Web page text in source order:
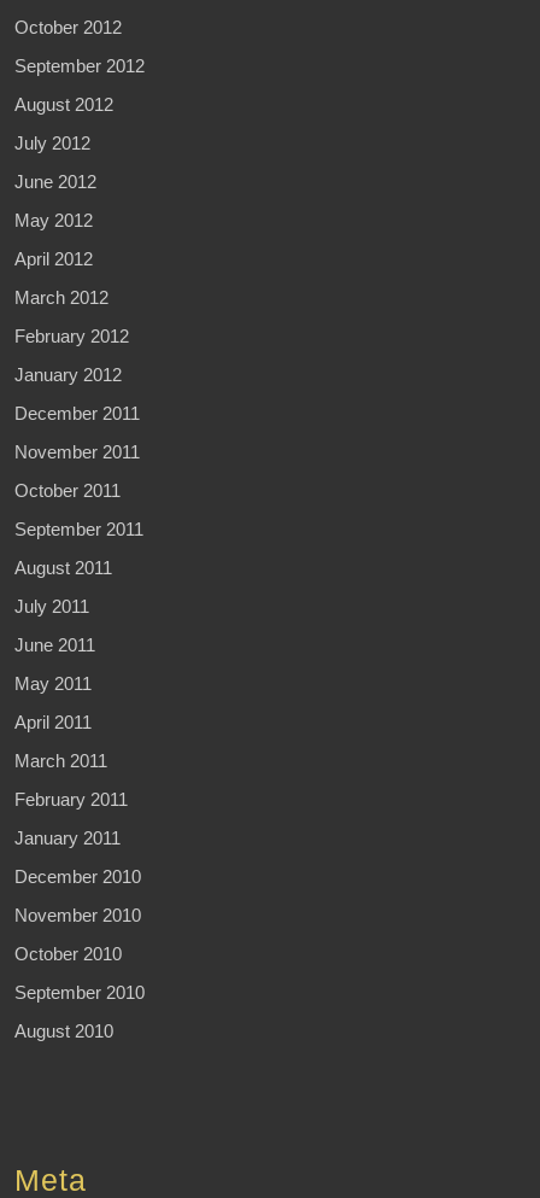
October 2012
September 2012
August 2012
July 2012
June 2012
May 2012
April 2012
March 2012
February 2012
January 2012
December 2011
November 2011
October 2011
September 2011
August 2011
July 2011
June 2011
May 2011
April 2011
March 2011
February 2011
January 2011
December 2010
November 2010
October 2010
September 2010
August 2010
Meta